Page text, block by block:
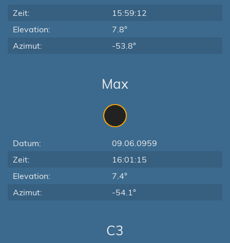
Zeit:
15:59:12
Elevation:
7.8°
Azimut:
-53.8°
Max
Datum:
09.06.0959
Zeit:
16:01:15
Elevation:
7.4°
Azimut:
-54.1°
C3